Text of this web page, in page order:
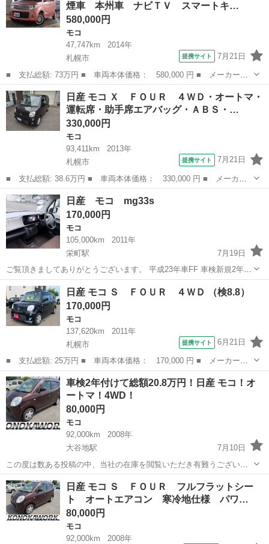
ワーウインド...
煙車 本州車 ナビＴＶ スマートキ…
580,000円
モコ
47,747km
2014年
札幌市
提携サイト 7月21日
■ 支払総額: 73万円 ■ 車両本体価格： 580,000 円 ■ メーカー
名： 日産 ■ 車種名： モコ ■ グレード名： ドルチェＸ ＦＯ
ＵＲ ４ＷＤ 禁煙車 本州車 ナビＴＶ スマートキー １４ＡＷ
＋新品タイヤ Ａ...
北海道 札幌市 モコ
日産 モコ Ｘ ＦＯＵＲ ４ＷＤ・オートマ・
運転席・助手席エアバッグ・ＡＢＳ・…
330,000円
モコ
93,411km
2013年
札幌市
提携サイト 7月21日
■ 支払総額: 38.6万円 ■ 車両本体価格： 330,000 円 ■ メーカー
名： 日産 ■ 車種名： モコ ■ グレード名： Ｘ ＦＯＵＲ ４
ＷＤ・オートマ・運転席・助手席エアバッグ・ＡＢＳ・サイドバイザ
ー・アイドリ...
北海道 札幌市 モコ
日産 モコ mg33s
170,000円
モコ
105,000km
2011年
栄町駅
7月19日
ご覧頂きましてありがとうございます。 平成23年車FF 車検新規2年付
き 実燃費リッター15キロ以上走ります。 距離10万5000キロ程度 ボデ
ィ下廻り余りサビ無く年式の割に内外装綺麗な車両となります。 純正
ナビ付いてます。...
北海道 札幌市 栄町駅
日産 モコ Ｓ ＦＯＵＲ ４ＷＤ （検8.8）
170,000円
モコ
137,620km
2011年
札幌市
提携サイト 6月21日
■ 支払総額: 25万円 ■ 車両本体価格： 170,000 円 ■ メーカー
名： 日産 ■ 車種名： モコ ■ グレード名： Ｓ ＦＯＵＲ ４
ＷＤ ■ 排気量： 660cc ■ ドア枚数： 5D ■ ミッション：
CVT...
北海道 札幌市 モコ
車検2年付けて総額20.8万円！日産 モコ！オ
ートマ！4WD！
80,000円
モコ
92,000km
2008年
大谷地駅
7月10日
この度は数ある投稿の中、当社の在庫を閲覧いただき有難うございま
す。お買い得車両が入荷致しましたので閲覧のうえ、ご検討お願い致
します。 ●日産 モコ ●平成20年 ●オートマ ●4WD ●車検 新規2年付
●9...
北海道 札幌市 大谷地駅
日産 モコ Ｓ ＦＯＵＲ フルフラットシー
ト オートエアコン 寒冷地仕様 パワ…
80,000円
モコ
92,000km
2008年